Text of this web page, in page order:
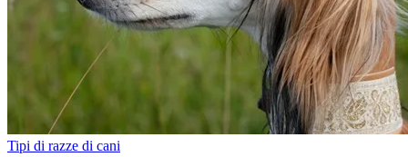
Tipi di razze di cani